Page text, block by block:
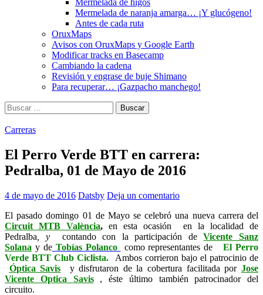
Mermelada de higos
Mermelada de naranja amarga… ¡Y glucógeno!
Antes de cada ruta
OruxMaps
Avisos con OruxMaps y Google Earth
Modificar tracks en Basecamp
Cambiando la cadena
Revisión y engrase de buje Shimano
Para recuperar… ¡Gazpacho manchego!
Buscar:
Carreras
El Perro Verde BTT en carrera:
Pedralba, 01 de Mayo de 2016
4 de mayo de 2016 Datsby Deja un comentario
El pasado domingo 01 de Mayo se celebró una nueva carrera del
Circuit MTB València, en esta ocasión en la localidad de
Pedralba , y contando con la participación de
Vicente Sanz
Solana y deTobías Polanco como representantes deEl Perro
Verde BTT Club Ciclista. Ambos corrieron bajo el patrocinio de
Óptica Savis y disfrutaron de la cobertura facilitada porJose
Vicente Optica
Savis, éste último también patrocinador del
circuito.